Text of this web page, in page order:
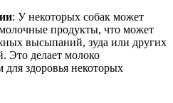
: У некоторых собак может
молочные продукты, что может
высыпаний, зуда или других
Это делает молоко
здоровья некоторых